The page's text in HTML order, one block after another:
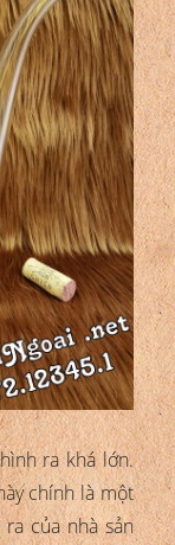
ra khá lớn.
chính là một
của nhà sản